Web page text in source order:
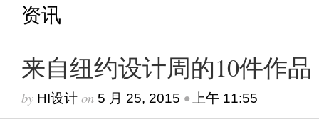
资讯
来自纽约设计周的10件作品
by HI设计 on 5 月 25, 2015 • 上午 11:55